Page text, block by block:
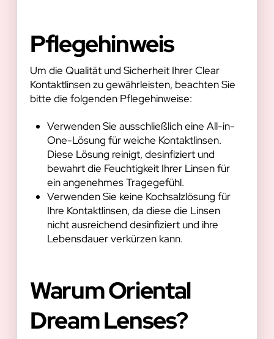
Pflegehinweis
Um die Qualität und Sicherheit Ihrer Clear
Kontaktlinsen zu gewährleisten, beachten Sie
bitte die folgenden Pflegehinweise:
Verwenden Sie ausschließlich eine All-in-
One-Lösung für weiche Kontaktlinsen.
Diese Lösung reinigt, desinfiziert und
bewahrt die Feuchtigkeit Ihrer Linsen für
ein angenehmes Tragegefühl.
Verwenden Sie keine Kochsalzlösung für
Ihre Kontaktlinsen, da diese die Linsen
nicht ausreichend desinfiziert und ihre
Lebensdauer verkürzen kann.
Warum Oriental
Dream Lenses?